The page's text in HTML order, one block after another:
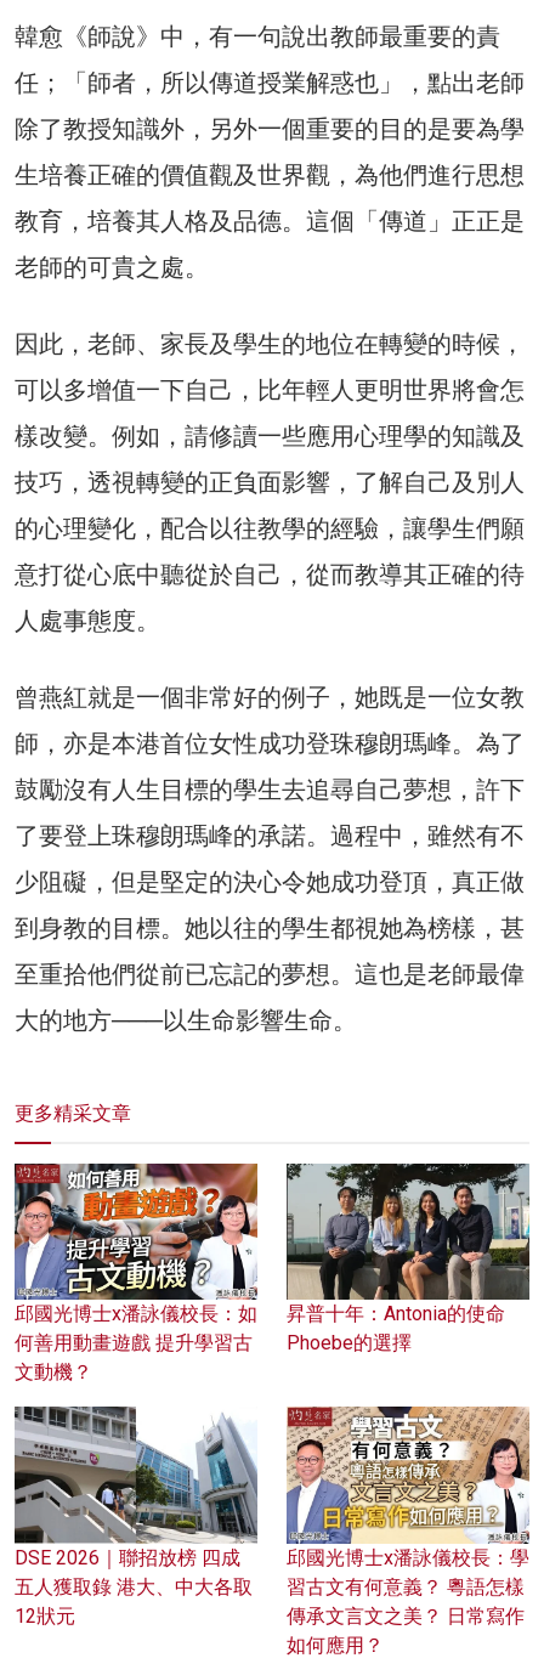
韓愈《師說》中，有一句說出教師最重要的責
任；「師者，所以傳道授業解惑也」，點出老師
除了教授知識外，另外一個重要的目的是要為學
生培養正確的價值觀及世界觀，為他們進行思想
教育，培養其人格及品德。這個「傳道」正正是
老師的可貴之處。
因此，老師、家長及學生的地位在轉變的時候，
可以多增值一下自己，比年輕人更明世界將會怎
樣改變。例如，請修讀一些應用心理學的知識及
技巧，透視轉變的正負面影響，了解自己及別人
的心理變化，配合以往教學的經驗，讓學生們願
意打從心底中聽從於自己，從而教導其正確的待
人處事態度。
曾燕紅就是一個非常好的例子，她既是一位女教
師，亦是本港首位女性成功登珠穆朗瑪峰。為了
鼓勵沒有人生目標的學生去追尋自己夢想，許下
了要登上珠穆朗瑪峰的承諾。過程中，雖然有不
少阻礙，但是堅定的決心令她成功登頂，真正做
到身教的目標。她以往的學生都視她為榜樣，甚
至重拾他們從前已忘記的夢想。這也是老師最偉
大的地方───以生命影響生命。
更多精采文章
邱國光博士x潘詠儀校長：如
何善用動畫遊戲 提升學習古
文動機？
昇普十年：Antonia的使命
Phoebe的選擇
DSE 2026｜聯招放榜 四成
五人獲取錄 港大、中大各取
12狀元
邱國光博士x潘詠儀校長：學
習古文有何意義？ 粵語怎樣
傳承文言文之美？ 日常寫作
如何應用？